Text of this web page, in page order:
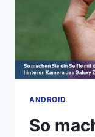
ANDROID
So